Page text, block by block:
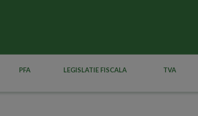
PFA LEGISLATIE FISCALA TVA